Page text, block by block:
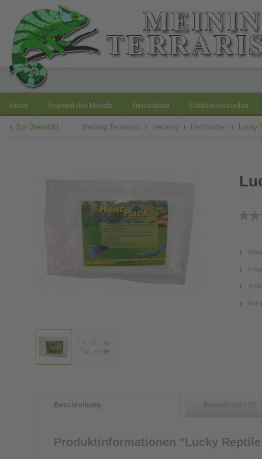
Home Angebot des Monats Tierbestand Schildkrötenbedarf
Zur Übersicht Meining Terraristik Heizung Heizmatten Lucky
Auf
Beschreibung Bewertungen (0)
Produktinformationen "Lucky